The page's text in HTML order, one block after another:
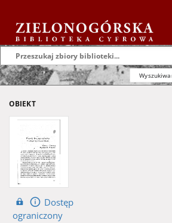
OBIEKT
Dostęp
ograniczony